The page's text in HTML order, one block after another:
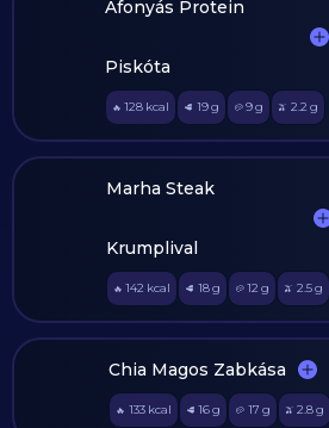
Áfonyás Protein
Piskóta
🔥 128 kcal 🥩 19g 🥔 9g 🫒 2.2 g
Marha Steak
Krumplival
🔥 142 kcal 🥩 18g 🥔 12 g 🫒 2.5g
Chia Magos Zabkása
🔥 133 kcal 🥩 16g 🥔 17 g 🫒 2.8g